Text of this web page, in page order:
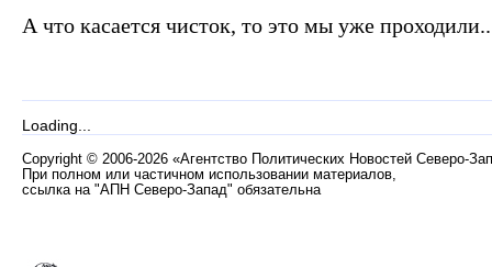
А что касается чисток, то это мы уже
Loading...
Copyright © 2006-2026 «Агентство Политических Новостей Северо-
При полном или частичном использовании материалов,
ссылка на "АПН Северо-Запад" обязательна